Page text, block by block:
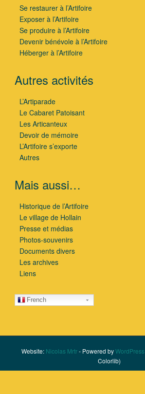
Se restaurer à l’Artifoire
Exposer à l’Artifoire
Se produire à l’Artifoire
Devenir bénévole à l’Artifoire
Héberger à l’Artifoire
Autres activités
L’Artiparade
Le Cabaret Patoisant
Les Articanteux
Devoir de mémoire
L’Artifoire s’exporte
Autres
Mais aussi…
Historique de l’Artifoire
Le village de Hollain
Presse et médias
Photos-souvenirs
Documents divers
Les archives
Liens
French
Website: Nicolas Mrtr- Powered byWordPress
Colorlib)